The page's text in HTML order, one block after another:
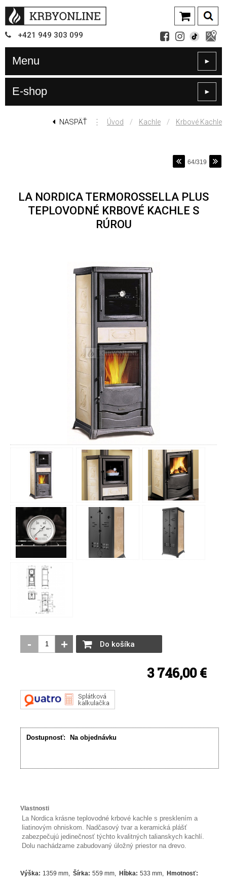
+421 949 303 099
Menu ►
E-shop ►
NASPÄŤ ⋮ Úvod / Kachle / Krbové Kachle
64/319
LA NORDICA TERMOROSSELLA PLUS
TEPLOVODNÉ KRBOVÉ KACHLE S
RÚROU
- + Do košíka
3 746,00 €
Dostupnosť: Na objednávku
Vlastnosti
La Nordica krásne teplovodné krbové kachle s presklením a
liatinovým ohniskom. Nadčasový tvar a keramická plášť
zabezpečujú jedinečnosť týchto kvalitných talianskych kachlí.
Dolu nachádzame zabudovaný úložný priestor na drevo.
Výška: 1359 mm Šírka: 559 mm Hĺbka: 533 mm Hmotnosť: